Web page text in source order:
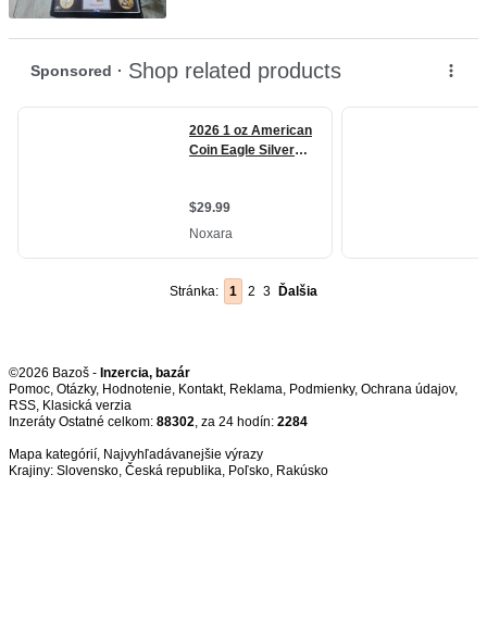
Stránka: 1 2 3 Ďalšia
©2026 Bazoš - Inzercia, bazár
Pomoc, Otázky, Hodnotenie, Kontakt, Reklama, Podmienky, Ochrana údajov,
RSS,
Inzeráty Ostatné celkom: 88302, za 24 hodín: 2284
Mapa kategórií, Najvyhľadávanejšie výrazy
Krajiny: Slovensko, Česká republika, Poľsko, Rakúsko